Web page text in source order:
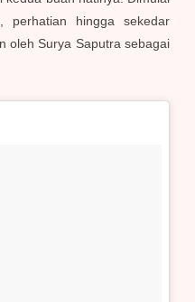
perhatian hingga sekedar
oleh Surya Saputra sebagai